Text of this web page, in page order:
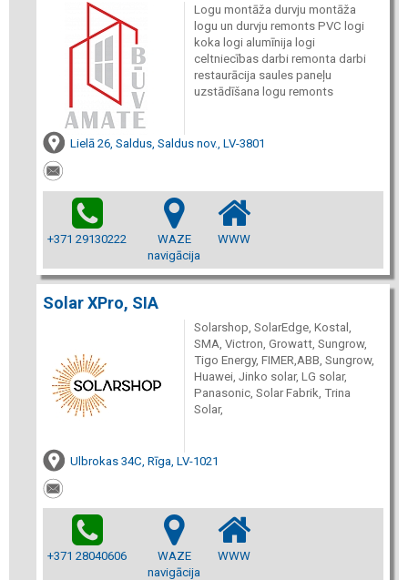
Logu montāža durvju montāža
logu un durvju remonts PVC logi
koka logi alumīnija logi
celtniecības darbi remonta darbi
restaurācija saules paneļu
uzstādīšana logu remonts
Lielā 26, Saldus, Saldus nov., LV-3801
+371 29130222
WAZE
navigācija
WWW
Solar XPro, SIA
Solarshop, SolarEdge, Kostal,
SMA, Victron, Growatt, Sungrow,
Tigo Energy, FIMER,ABB, Sungrow,
Huawei, Jinko solar, LG solar,
Panasonic, Solar Fabrik, Trina
Solar,
Ulbrokas 34C, Rīga, LV-1021
+371 28040606
WAZE
navigācija
WWW